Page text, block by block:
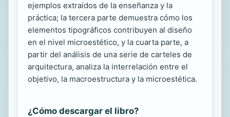
ejemplos extraídos de la enseñanza y la
práctica; la tercera parte demuestra cómo los
elementos tipográficos contribuyen al diseño
en el nivel microestético, y la cuarta parte, a
partir del análisis de una serie de carteles de
arquitectura, analiza la interrelación entre el
objetivo, la macroestructura y la microestética.
¿Cómo descargar el libro?